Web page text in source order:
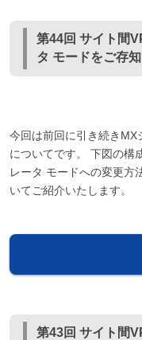
第44回 サイト間
タ モードをご存
今回は前回に引き続きMX
についてです。 下図の構
レータ モードへの変更方
いてご紹介いたします。
第43回 サイト間